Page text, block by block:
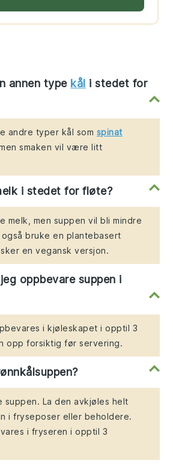
annen type kål i stedet for
andre typer kål som spinat
smaken vil være litt
i stedet for fløte?
melk, men suppen vil bli mindre
bruke en plantebasert
en vegansk versjon.
oppbevare suppen i
i kjøleskapet i opptil 3
opp forsiktig før servering.
suppen. La den avkjøles helt
i fryseposer eller beholdere.
i fryseren i opptil 3